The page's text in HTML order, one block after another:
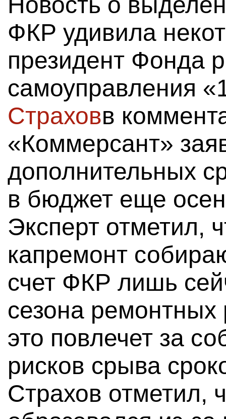
ФКР удивила
президент Фонда
самоуправления
Страховв
«Коммерсант»
дополнительных
в бюджет еще
Эксперт отметил,
капремонт
счет ФКР лишь
сезона ремонтных
это повлечет за
рисков срыва
Страхов отметил,